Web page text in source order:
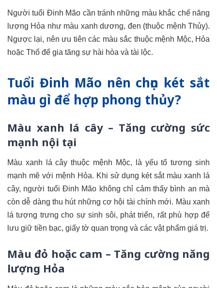
Người tuổi Đinh Mão cần tránh những màu khắc chế năng
lượng Hỏa như màu xanh dương, đen (thuộc mệnh Thủy).
Ngược lại, nên ưu tiên các màu sắc thuộc mệnh Mộc, Hỏa
hoặc Thổ để gia tăng sự hài hòa và tài lộc.
Tuổi Đinh Mão nên chọn két sắt
màu gì để hợp phong thủy?
Màu xanh lá cây – Tăng cường sức
mạnh nội tại
Màu xanh lá cây thuộc mệnh Mộc, là yếu tố tương sinh
mạnh mẽ với mệnh Hỏa. Khi sử dụng két sắt màu xanh lá
cây, người tuổi Đinh Mão không chỉ cảm thấy bình an mà
còn dễ dàng thu hút những cơ hội tài chính mới. Màu xanh
lá tượng trưng cho sự sinh sôi, phát triển, rất phù hợp để
lưu giữ tiền bạc, giấy tờ quan trọng và các vật phẩm giá trị.
Màu đỏ hoặc cam – Tăng cường năng
lượng Hỏa